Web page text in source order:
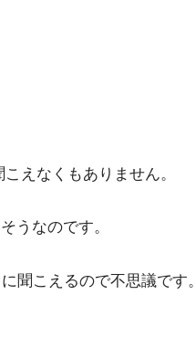
えなくもありません。
うなのです。
聞こえるので不思議です。